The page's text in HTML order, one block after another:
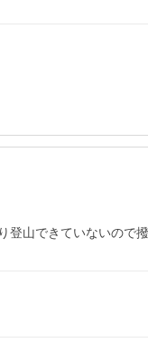
山できていないので